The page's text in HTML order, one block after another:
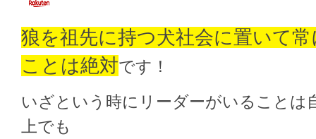
狼を祖先に持つ犬社会に置いて
ことは絶対です！
いざという時にリーダーがいることは
上でも